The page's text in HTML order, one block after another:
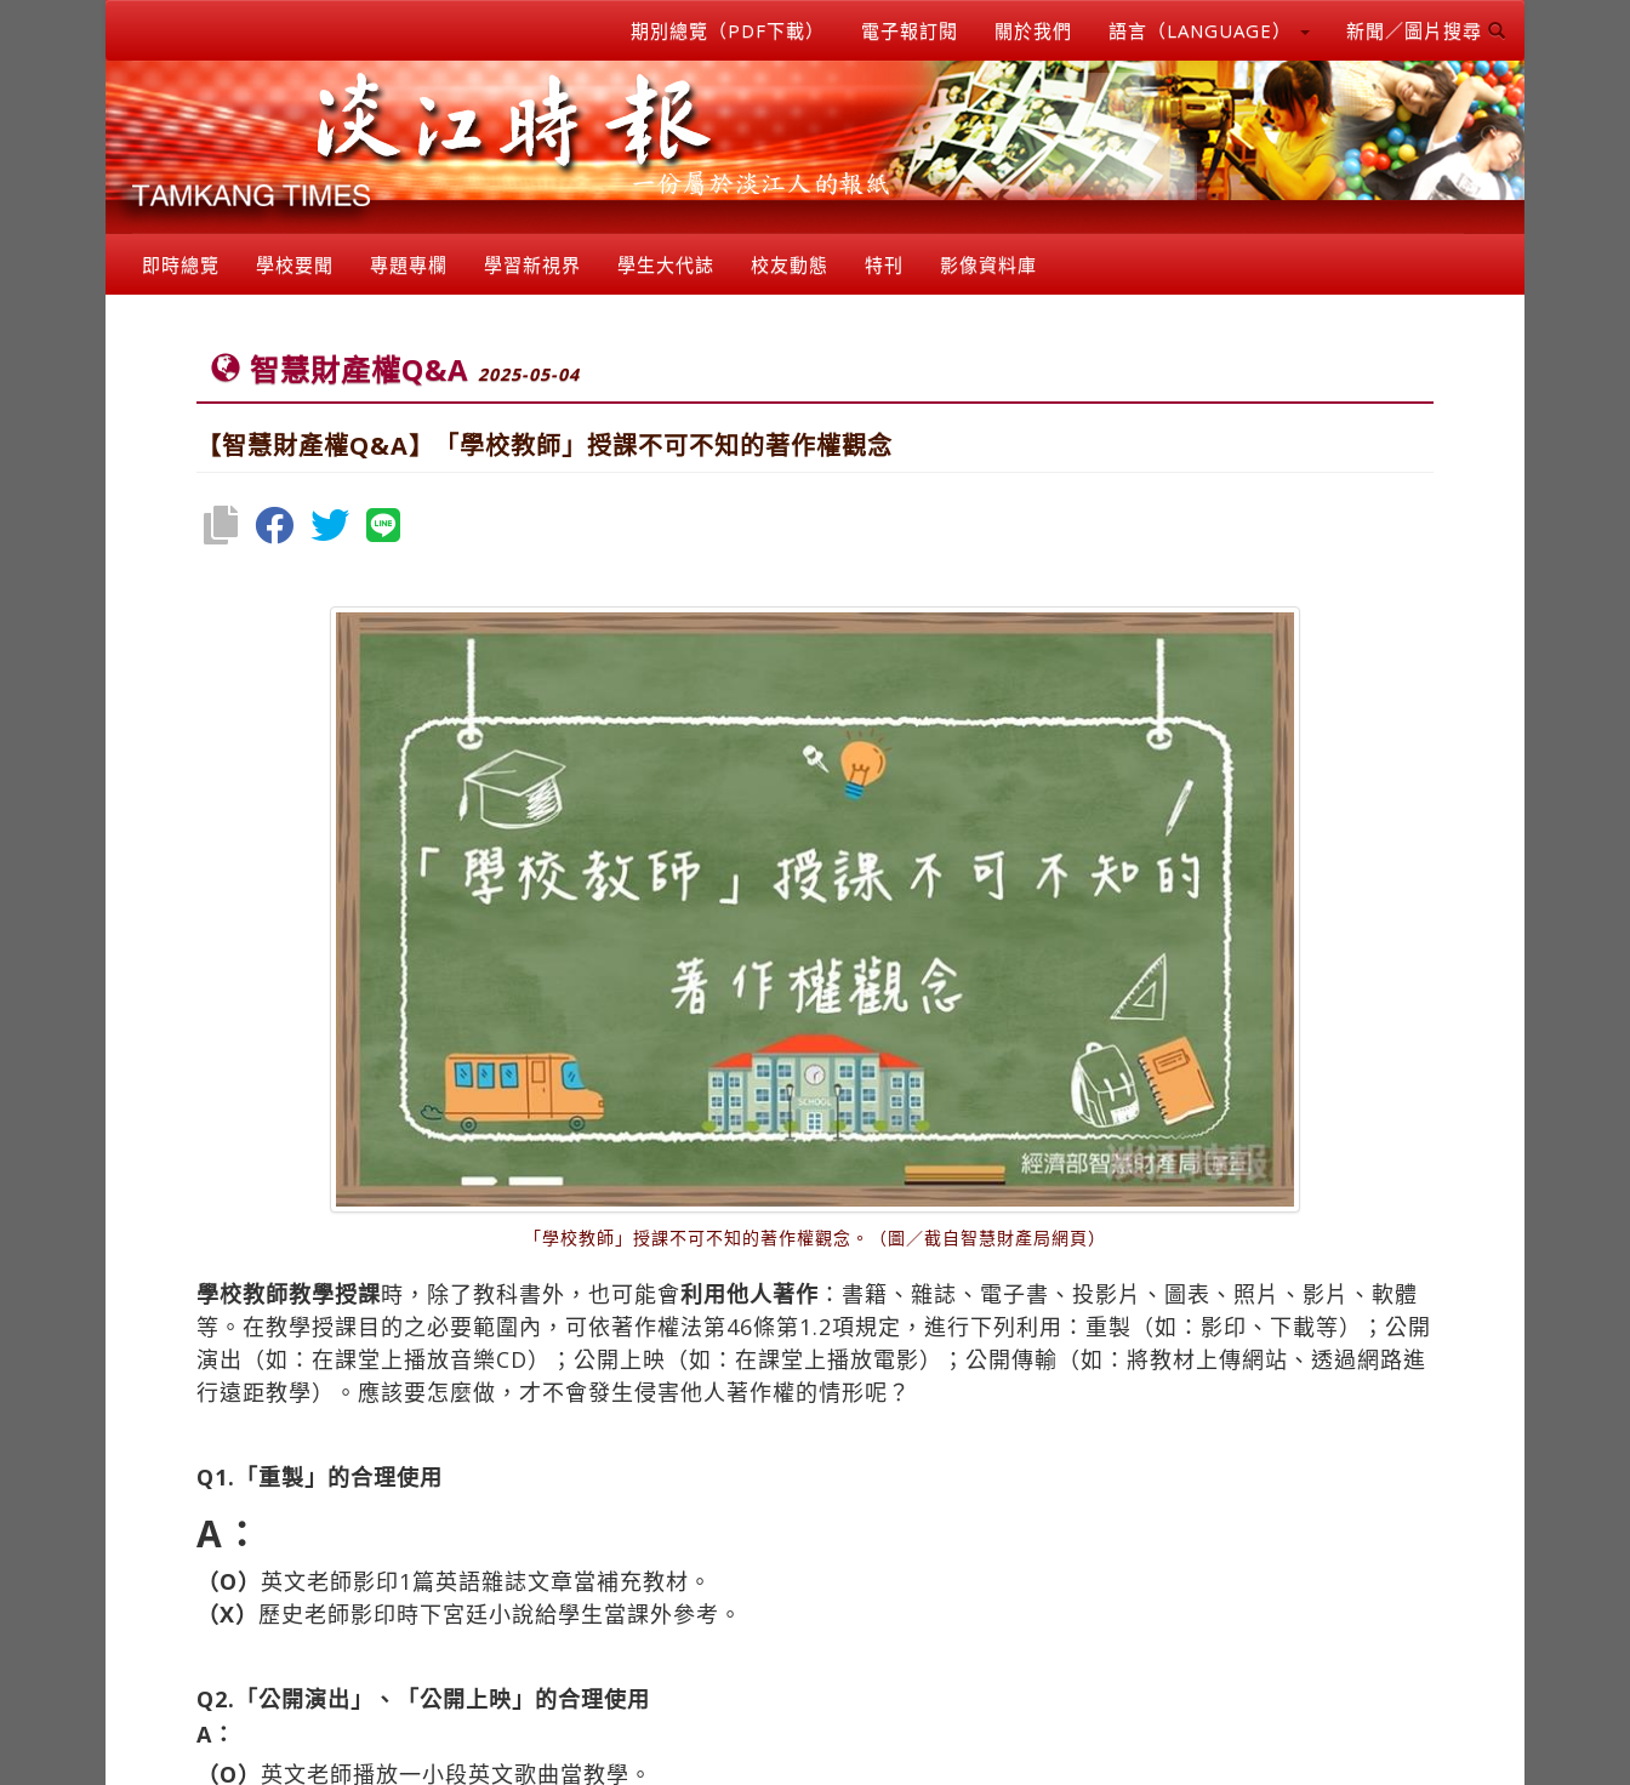
期別總覽（PDF下載） 電子報訂閱 關於我們 語言（LANGUAGE） 新聞／圖片搜尋
即時總覽 學校要聞 專題專欄 學習新視界 學生大代誌 校友動態 特刊 影像資料庫
智慧財產權Q&A 2025-05-04
【智慧財產權Q&A】「學校教師」授課不可不知的著作權觀念
「學校教師」授課不可不知的著作權觀念。（圖／截自智慧財產局網頁）
學校教師教學授課時，除了教科書外，也可能會利用他人著作 ：書籍、雜誌、電子書、投影片、圖表、照片、影片、軟體
等。在教學授課目的之必要範圍內，可依著作權法第46條第1.2項規定，進行下列利用：重製（如：影印、下載等）；公開
演出（如：在課堂上播放音樂CD）；公開上映（如：在課堂上播放電影）；公開傳輸（如：將教材上傳網站、透過網路進
行遠距教學）。應該要怎麼做，才不會發生侵害他人著作權的情形呢？
Q1.「重製」的合理使用
A：
（O） 英文老師影印1篇英語雜誌文章當補充教材。
（X） 歷史老師影印時下宮廷小說給學生當課外參考。
Q2.「公開演出」、「公開上映」的合理使用
A：
（O） 英文老師播放一小段英文歌曲當教學。